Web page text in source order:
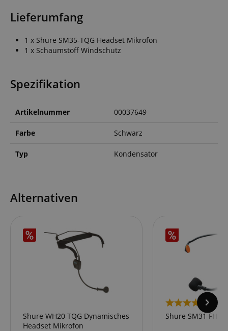
Lieferumfang
1 x Shure SM35-TQG Headset Mikrofon
1 x Schaumstoff Windschutz
Spezifikation
Artikelnummer 00037649
Farbe Schwarz
Typ Kondensator
Alternativen
Shure WH20 TQG Dynamisches
Headset Mikrofon
Shure SM31 FH